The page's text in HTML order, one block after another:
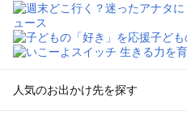
人気のお出かけ先を探す